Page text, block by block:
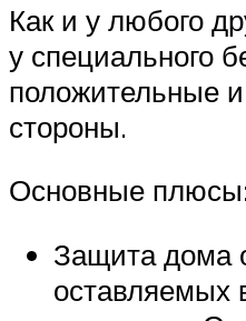
Как и у любого
у специального
положительные
стороны.
Основные
Защита дома
оставляемых